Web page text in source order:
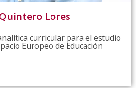
Lores
curricular para el estudio
Europeo de Educación